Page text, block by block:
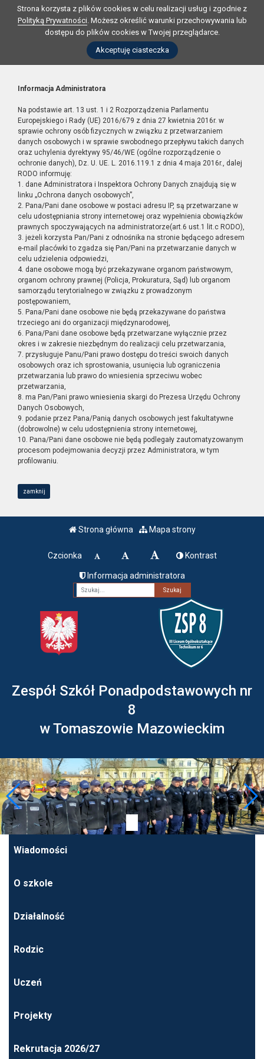
Strona korzysta z plików cookies w celu realizacji usług i zgodnie z
Polityką Prywatności. Możesz określić warunki przechowywania lub
dostępu do plików cookies w Twojej przeglądarce.
Akceptuję ciasteczka
Informacja Administratora
Na podstawie art. 13 ust. 1 i 2 Rozporządzenia Parlamentu
Europejskiego i Rady (UE) 2016/679 z dnia 27 kwietnia 2016r. w
sprawie ochrony osób fizycznych w związku z przetwarzaniem
danych osobowych i w sprawie swobodnego przepływu takich danych
oraz uchylenia dyrektywy 95/46/WE (ogólne rozporządzenie o
ochronie danych), Dz. U. UE. L. 2016.119.1 z dnia 4 maja 2016r., dalej
RODO informuję:
1. dane Administratora i Inspektora Ochrony Danych znajdują się w
linku „Ochrona danych osobowych”,
2. Pana/Pani dane osobowe w postaci adresu IP, są przetwarzane w
celu udostępniania strony internetowej oraz wypełnienia obowiązków
prawnych spoczywających na administratorze(art.6 ust.1 lit.c RODO),
3. jeżeli korzysta Pan/Pani z odnośnika na stronie będącego adresem
e-mail placówki to zgadza się Pan/Pani na przetwarzanie danych w
celu udzielenia odpowiedzi,
4. dane osobowe mogą być przekazywane organom państwowym,
organom ochrony prawnej (Policja, Prokuratura, Sąd) lub organom
samorządu terytorialnego w związku z prowadzonym
postępowaniem,
5. Pana/Pani dane osobowe nie będą przekazywane do państwa
trzeciego ani do organizacji międzynarodowej,
6. Pana/Pani dane osobowe będą przetwarzane wyłącznie przez
okres i w zakresie niezbędnym do realizacji celu przetwarzania,
7. przysługuje Panu/Pani prawo dostępu do treści swoich danych
osobowych oraz ich sprostowania, usunięcia lub ograniczenia
przetwarzania lub prawo do wniesienia sprzeciwu wobec
przetwarzania,
8. ma Pan/Pani prawo wniesienia skargi do Prezesa Urzędu Ochrony
Danych Osobowych,
9. podanie przez Pana/Panią danych osobowych jest fakultatywne
(dobrowolne) w celu udostępnienia strony internetowej,
10. Pana/Pani dane osobowe nie będą podlegały zautomatyzowanym
procesom podejmowania decyzji przez Administratora, w tym
profilowaniu.
zamknij
Strona główna Mapa strony
Czcionka Kontrast
Informacja administratora
Fraza
Zespół Szkół Ponadpodstawowych nr
8
w Tomaszowie Mazowieckim
Wiadomości
O szkole
Działalność
Rodzic
Uczeń
Projekty
Rekrutacja 2026/27